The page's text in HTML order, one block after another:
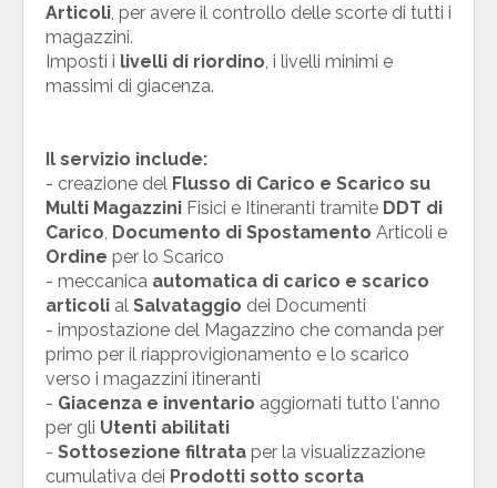
Articoli , per avere il controllo delle scorte di tutti i
magazzini.
Imposti i livelli di riordino , i livelli minimi e
massimi di giacenza.
Il servizio include:
- creazione del Flusso di Carico e Scarico su
Multi Magazzini Fisici e Itineranti tramite DDT di
Carico Documento di Spostamento Articoli e
Ordine per lo Scarico
- meccanica automatica di carico e scarico
articoli al Salvataggio dei Documenti
- impostazione del Magazzino che comanda per
primo per il riapprovigionamento e lo scarico
verso i magazzini itineranti
- Giacenza e inventario aggiornati tutto l'anno
per gli Utenti abilitati
- Sottosezione filtrata per la visualizzazione
cumulativa dei Prodotti sotto scorta